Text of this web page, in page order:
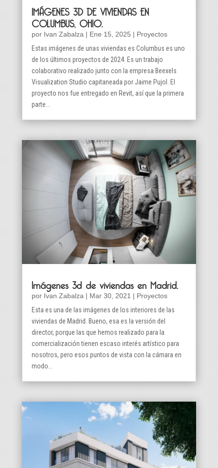
IMÁGENES 3D DE VIVIENDAS EN
COLUMBUS, OHIO.
por Ivan Zabalza| Ene 15, 2025 | Proyectos
Estas imágenes de unas viviendas es Columbus es uno
de los últimos proyectos de 2024. Es un trabajo
colaborativo realizado junto con la empresa Beexels
Visualization Studio capitaneada por Jaime Pujol. El
proyecto nos fue entregado en Revit, así que la primera
parte...
Imágenes 3d de viviendas en Madrid.
por Ivan Zabalza | Mar 30, 2021 | Proyectos
Esta es una de las imágenes de los interiores de las
viviendas de Madrid. Bueno, esa es la versión del
director, porque las que hemos realizado para la
comercialización tienen escaso interés artístico para
nosotros, pero esos puntos de vista con la cámara en
modo...